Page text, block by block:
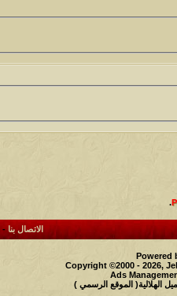
.
الاتصال بنا-
Powered
Copyright ©2000 - 2026,
Ads
الهلالية( الموقع الرسمي )